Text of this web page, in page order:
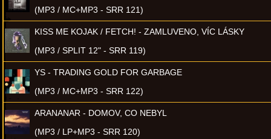
(MP3 / MC+MP3 - SRR 121)
KISS ME KOJAK / FETCH! - ZAMLUVENO, VÍC LÁSKY
(MP3 / SPLIT 12" - SRR 119)
YS - TRADING GOLD FOR GARBAGE
(MP3 / MC+MP3 - SRR 122)
ARANANAR - DOMOV, CO NEBYL
(MP3 / LP+MP3 - SRR 120)